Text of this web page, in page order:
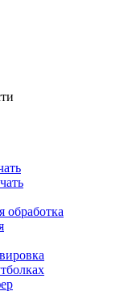
обработка